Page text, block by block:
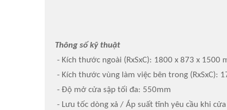
Thông số kỹ thuật
- Kích thước ngoài (RxSxC): 1800 x 873 x 1500
- Kích thước vùng làm việc bên trong (RxSxC):
- Độ mở cửa sập tối đa: 550mm
- Lưu tốc dòng xả / Áp suất tĩnh yêu cầu khi